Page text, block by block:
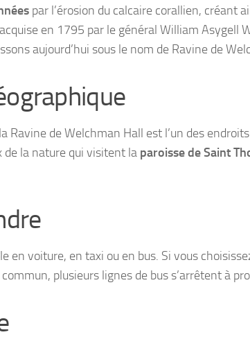
par l’érosion du calcaire corallien, créant
en 1795 par le général William Asygell
aujourd’hui sous le nom de Ravine de
Ravine de Welchman Hall est l’un des
de la nature qui visitent la paroisse de Saint
en voiture, en taxi ou en bus. Si vous
plusieurs lignes de bus s’arrêtent à